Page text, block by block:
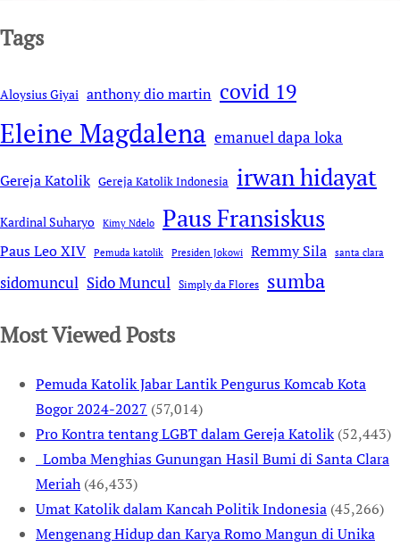
Tags
Aloysius Giyai anthony dio martin covid 19
Eleine Magdalena emanuel dapa loka
Gereja Katolik Gereja Katolik Indonesia irwan hidayat
Kardinal Suharyo Kimy Ndelo Paus Fransiskus
Paus Leo XIV Pemuda katolik Presiden Jokowi Remmy Sila santa clara
sidomuncul Sido Muncul Simply da Flores sumba
Most Viewed Posts
Pemuda Katolik Jabar Lantik Pengurus Komcab Kota
Bogor 2024-2027 (57,014)
Pro Kontra tentang LGBT dalam Gereja Katolik (52,443)
Lomba Menghias Gunungan Hasil Bumi di Santa Clara
Meriah (46,433)
Umat Katolik dalam Kancah Politik Indonesia (45,266)
Mengenang Hidup dan Karya Romo Mangun di Unika